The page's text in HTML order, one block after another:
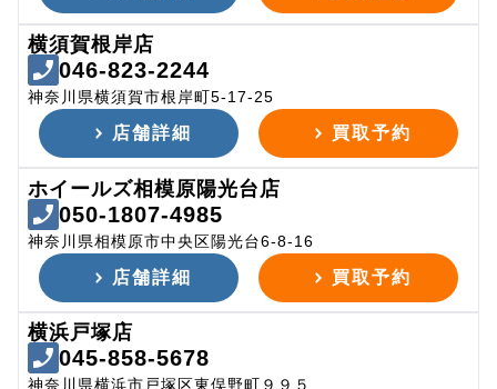
横須賀根岸店
046-823-2244
神奈川県横須賀市根岸町5-17-25
店舗詳細 買取予約
ホイールズ相模原陽光台店
050-1807-4985
神奈川県相模原市中央区陽光台6-8-16
店舗詳細 買取予約
横浜戸塚店
045-858-5678
神奈川県横浜市戸塚区東俣野町９９５